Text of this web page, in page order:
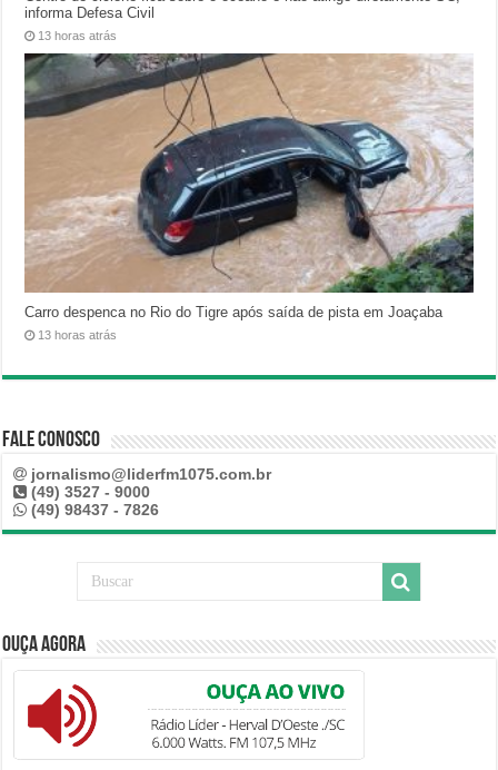
informa Defesa Civil
13 horas atrás
Carro despenca no Rio do Tigre após saída de pista em Joaçaba
13 horas atrás
Fale Conosco
jornalismo@liderfm1075.com.br
(49) 3527 - 9000
(49) 98437 - 7826
Ouça Agora